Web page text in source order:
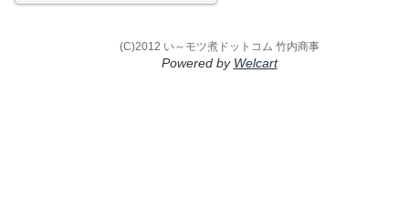
(C)2012 い～モツ煮ドットコム 竹内商事
Powered by Welcart